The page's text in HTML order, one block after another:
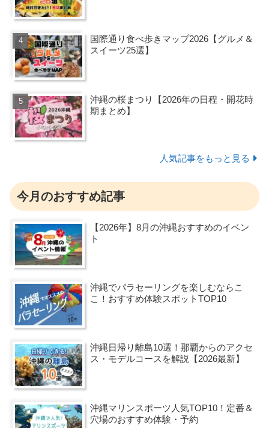
国際通り食べ歩きマップ2026【グルメ＆
スイーツ25選】
沖縄の桜まつり【2026年の日程・開花時
期まとめ】
人気記事をもっと見る
今月のおすすめ記事
【2026年】8月の沖縄おすすめのイベン
ト
沖縄でパラセーリングを楽しむならこ
こ！おすすめ体験スポットTOP10
沖縄日帰り離島10選！那覇からのアクセ
ス・モデルコースを解説【2026最新】
沖縄マリンスポーツ人気TOP10！定番＆
穴場のおすすめ体験・予約